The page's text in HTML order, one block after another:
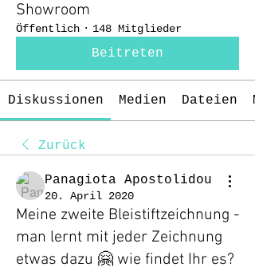
Showroom
Öffentlich · 148 Mitglieder
Beitreten
Diskussionen Medien Dateien
Zurück
Panagiota Apostolidou
20. April 2020
Meine zweite Bleistiftzeichnung -
man lernt mit jeder Zeichnung
etwas dazu 🤗 wie findet Ihr es?